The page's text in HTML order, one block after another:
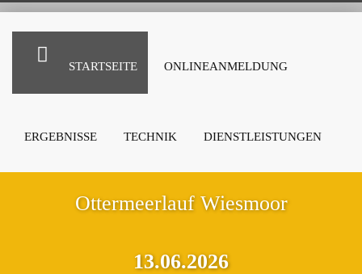
STARTSEITE ONLINEANMELDUNG
ERGEBNISSE TECHNIK DIENSTLEISTUNGEN
Ottermeerlauf Wiesmoor
13.06.2026